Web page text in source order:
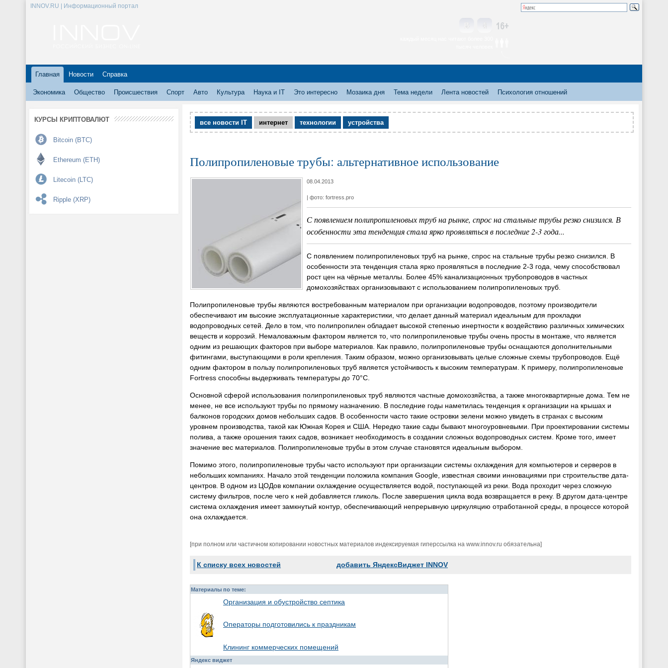
INNOV.RU | Информационный портал
Главная Новости Справка
Экономика Общество Происшествия Спорт Авто Культура Наука и IT Это интересно Мозаика дня Тема недели Лента новостей Психология отношений
КУРСЫ КРИПТОВАЛЮТ
Bitcoin (BTC)
Ethereum (ETH)
Litecoin (LTC)
Ripple (XRP)
все новости IT интернет технологии устройства
Полипропиленовые трубы: альтернативное использование
08.04.2013
| фото: fortress.pro
С появлением полипропиленовых труб на рынке, спрос на стальные трубы резко снизился. В
особенности эта тенденция стала ярко проявляться в последние 2-3 года...
С появлением полипропиленовых труб на рынке, спрос на стальные трубы резко снизился. В
особенности эта тенденция стала ярко проявляться в последние 2-3 года, чему способствовал
рост цен на чёрные металлы. Более 45% канализационных трубопроводов в частных
домохозяйствах организовывают с использованием полипропиленовых труб.
Полипропиленовые трубы являются востребованным материалом при организации водопроводов, поэтому производители
обеспечивают им высокие эксплуатационные характеристики, что делает данный материал идеальным для прокладки
водопроводных сетей. Дело в том, что полипропилен обладает высокой степенью инертности к воздействию различных химических
веществ и коррозий. Немаловажным фактором является то, что полипропиленовые трубы очень просты в монтаже, что является
одним из решающих факторов при выборе материалов. Как правило, полипропиленовые трубы оснащаются дополнительными
фитингами, выступающими в роли крепления. Таким образом, можно организовывать целые сложные схемы трубопроводов. Ещё
одним фактором в пользу полипропиленовых труб является устойчивость к высоким температурам. К примеру, полипропиленовые
Fortress способны выдерживать температуры до 70°С.
Основной сферой использования полипропиленовых труб являются частные домохозяйства, а также многоквартирные дома. Тем не
менее, не все используют трубы по прямому назначению. В последние годы наметилась тенденция к организации на крышах и
балконов городских домов небольших садов. В особенности часто такие островки зелени можно увидеть в странах с высоким
уровнем производства, такой как Южная Корея и США. Нередко такие сады бывают многоуровневыми. При проектировании системы
полива, а также орошения таких садов, возникает необходимость в создании сложных водопроводных систем. Кроме того, имеет
значение вес материалов. Полипропиленовые трубы в этом случае становятся идеальным выбором.
Помимо этого, полипропиленовые трубы часто используют при организации системы охлаждения для компьютеров и серверов в
небольших компаниях. Начало этой тенденции положила компания Google, известная своими инновациями при строительстве дата-
центров. В одном из ЦОДов компании охлаждение осуществляется водой, поступающей из реки. Вода проходит через сложную
систему фильтров, после чего к ней добавляется гликоль. После завершения цикла вода возвращается в реку. В другом дата-центре
система охлаждения имеет замкнутый контур, обеспечивающий непрерывную циркуляцию отработанной среды, в процессе которой
она охлаждается.
[при полном или частичном копировании новостных материалов индексируемая гиперссылка на www.innov.ru обязательна]
К списку всех новостей добавить ЯндексВиджет INNOV
Материалы по теме:
Организация и обустройство септика
Операторы подготовились к праздникам
Клининг коммерческих помещений
Яндекс виджет